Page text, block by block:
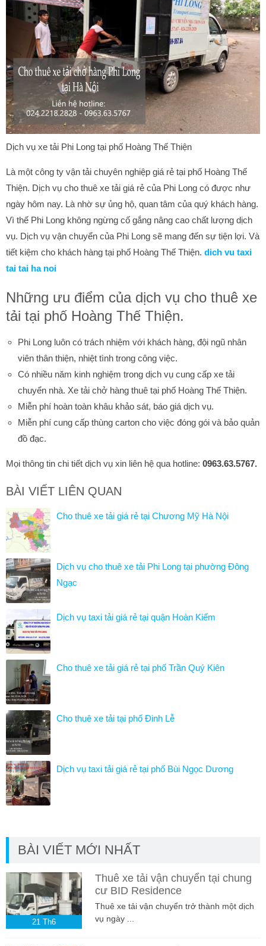
Dịch vụ xe tải Phi Long tại phố Hoàng Thế Thiện
Là một công ty vận tải chuyên nghiệp giá rẻ tại phố Hoàng Thế
Thiện. Dịch vụ cho thuê xe tải giá rẻ của Phi Long có được như
ngày hôm nay. Là nhờ sự ủng hộ, quan tâm của quý khách hàng.
Vì thế Phi Long không ngừng cố gắng nâng cao chất lượng dịch
vụ. Dịch vụ vận chuyển của Phi Long sẽ mang đến sự tiện lợi. Và
tiết kiệm cho khách hàng tại phố Hoàng Thế Thiện. dich vu taxi
tai tai ha noi
Những ưu điểm của dịch vụ cho thuê xe
tải tại phố Hoàng Thế Thiện.
Phi Long luôn có trách nhiệm với khách hàng, đội ngũ nhân
viên thân thiện, nhiệt tình trong công việc.
Có nhiều năm kinh nghiệm trong dịch vụ cung cấp xe tải
chuyển nhà. Xe tải chở hàng thuê tại phố Hoàng Thế Thiện.
Miễn phí hoàn toàn khâu khảo sát, báo giá dịch vụ.
Miễn phí cung cấp thùng carton cho việc đóng gói và bảo quản
đồ đạc.
Mọi thông tin chi tiết dịch vụ xin liên hệ qua hotline: 0963.63.5767.
BÀI VIẾT LIÊN QUAN
Cho thuê xe tải giá rẻ tại Chương Mỹ Hà Nội
Dịch vụ cho thuê xe tải Phi Long tại phường Đông
Ngạc
Dịch vụ taxi tải giá rẻ tại quận Hoàn Kiếm
Cho thuê xe tải giá rẻ tại phố Trần Quý Kiên
Cho thuê xe tải tại phố Đinh Lễ
Dịch vụ taxi tải giá rẻ tại phố Bùi Ngọc Dương
BÀI VIẾT MỚI NHẤT
21 Th6
Thuê xe tải vận chuyển tại chung
cư BID Residence
Thuê xe tải vận chuyển trở thành một dịch
vụ ngày ...